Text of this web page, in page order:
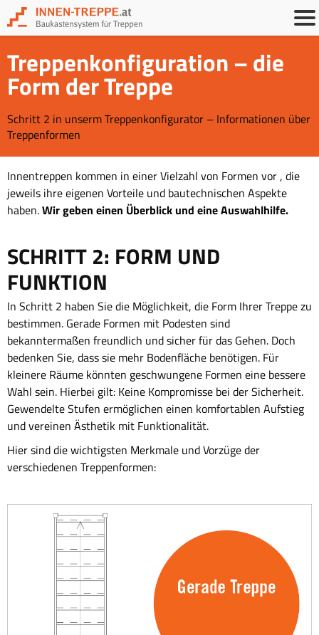
Treppenkonfiguration – die
Form der Treppe
Schritt 2 in unserm Treppenkonfigurator – Informationen über
Treppenformen
Innentreppen kommen in einer Vielzahl von Formen vor , die
jeweils ihre eigenen Vorteile und bautechnischen Aspekte
haben.Wir geben einen Überblick und eine Auswahlhilfe.
SCHRITT 2: FORM UND
FUNKTION
In Schritt 2 haben Sie die Möglichkeit, die Form Ihrer Treppe zu
bestimmen. Gerade Formen mit Podesten sind
bekanntermaßen freundlich und sicher für das Gehen. Doch
bedenken Sie, dass sie mehr Bodenfläche benötigen. Für
kleinere Räume könnten geschwungene Formen eine bessere
Wahl sein. Hierbei gilt: Keine Kompromisse bei der Sicherheit.
Gewendelte Stufen ermöglichen einen komfortablen Aufstieg
und vereinen Ästhetik mit Funktionalität.
Hier sind die wichtigsten Merkmale und Vorzüge der
verschiedenen Treppenformen: